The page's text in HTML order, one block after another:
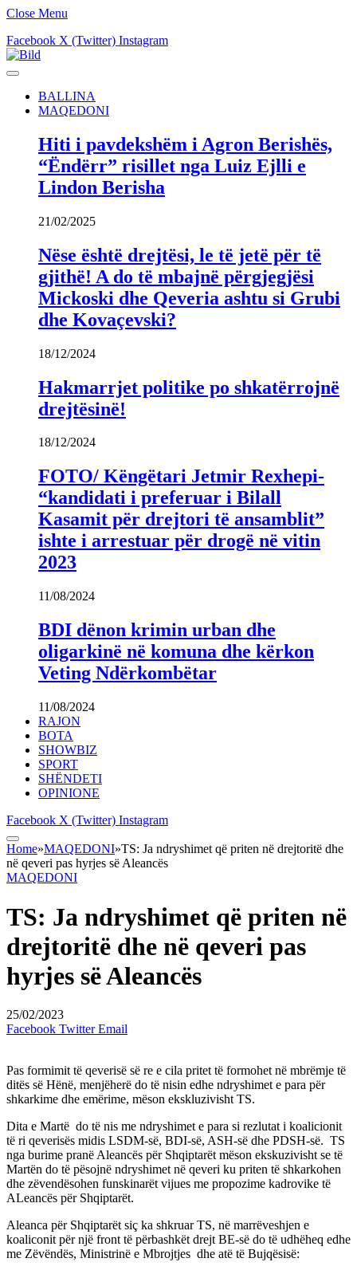
Close Menu
Facebook X (Twitter) Instagram
BALLINA
MAQEDONI
Hiti i pavdekshëm i Agron Berishës,
“Ëndërr” risillet nga Luiz Ejlli e
Lindon Berisha
21/02/2025
Nëse është drejtësi, le të jetë për të
gjithë! A do të mbajnë përgjegjësi
Mickoski dhe Qeveria ashtu si Grubi
dhe Kovaçevski?
18/12/2024
Hakmarrjet politike po shkatërrojnë
drejtësinë!
18/12/2024
FOTO/ Këngëtari Jetmir Rexhepi-
“kandidati i preferuar i Bilall
Kasamit për drejtori të ansamblit”
ishte i arrestuar për drogë në vitin
2023
11/08/2024
BDI dënon krimin urban dhe
oligarkinë në komuna dhe kërkon
Veting Ndërkombëtar
11/08/2024
RAJON
BOTA
SHOWBIZ
SPORT
SHËNDETI
OPINIONE
Facebook X (Twitter) Instagram
Home»MAQEDONI»TS: Ja ndryshimet që priten në drejtoritë dhe
në qeveri pas hyrjes së Aleancës
MAQEDONI
TS: Ja ndryshimet që priten në
drejtoritë dhe në qeveri pas
hyrjes së Aleancës
25/02/2023
Facebook Twitter Email
Pas formimit të qeverisë së re e cila pritet të formohet në mbrëmje të
ditës së Hënë, menjëherë do të nisin edhe ndryshimet e para për
shkarkime dhe emërime, mëson ekskluzivisht TS.
Dita e Martë do të nis me ndryshimet e para si rezlutat i koalicionit
të ri qeverisës midis LSDM-së, BDI-së, ASH-së dhe PDSH-së. TS
nga burime pranë Aleancës për Shqiptarët mëson ekskuzivisht se të
Martën do të pësojnë ndryshimet në qeveri ku priten të shkarkohen
dhe zëvendësohen funskinarët vijues me propozime kadrovike të
ALeancës për Shqiptarët.
Aleanca për Shqiptarët siç ka shkruar TS, në marrëveshjen e
koaliconit për një front të përbashkët drejt BE-së do të udhëheq edhe
me Zëvëndës, Ministrinë e Mbrojtjes dhe atë të Bujqësisë: